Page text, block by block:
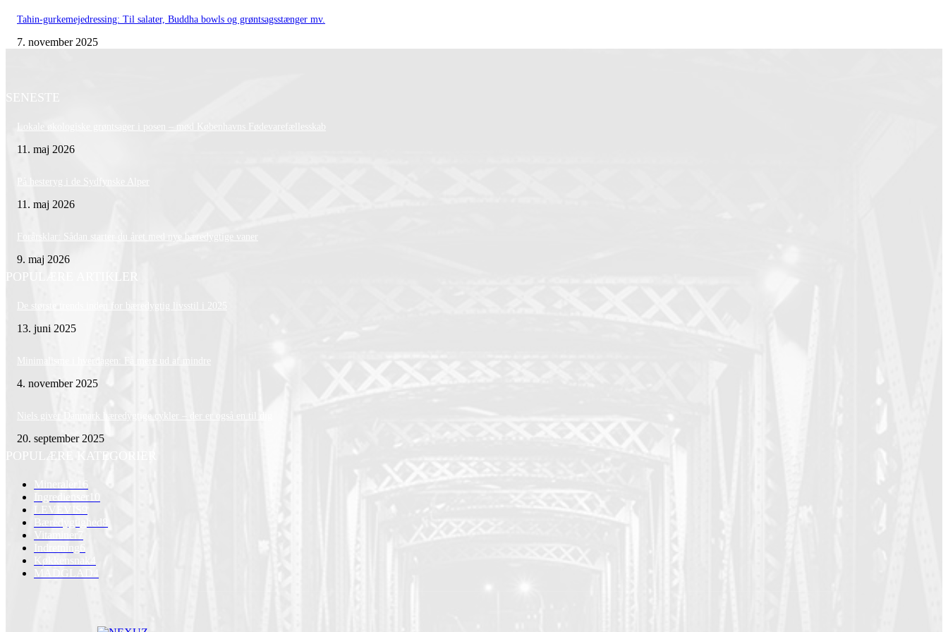
Tahin-gurkemejedressing: Til salater, Buddha bowls og grøntsagsstænger mv.
7. november 2025
SENESTE
Lokale økologiske grøntsager i posen – mød Københavns Fødevarefællesskab
11. maj 2026
På hesteryg i de Sydfynske Alper
11. maj 2026
Forårsklar: Sådan starter du året med nye bæredygtige vaner
9. maj 2026
POPULÆRE ARTIKLER
De største trends inden for bæredygtig livsstil i 2025
13. juni 2025
Minimalisme i hverdagen: Få mere ud af mindre
4. november 2025
Niels giver Danmark bæredygtige cykler – der er også en til dig
20. september 2025
POPULÆRE KATEGORIER
Mineraler
16
Ingredienser
LEVEVIS
Bæredygtighed 8
Vitaminer
Indretning
Køkkensnak
MADGLAD